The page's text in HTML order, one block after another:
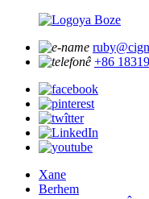
+86
Xane
Berhem